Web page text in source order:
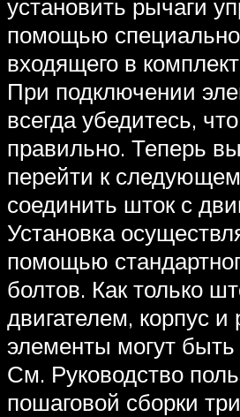
установить рычаги
помощью
входящего в
При подключении
всегда убедитесь,
правильно. Теперь
перейти к
соединить шток с
Установка
помощью
болтов. Как только
двигателем, корпус
элементы могут
См. Руководство
пошаговой сборки